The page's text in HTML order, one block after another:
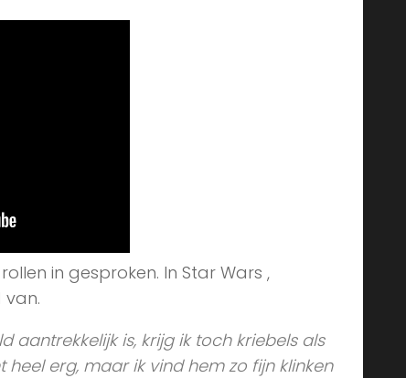
in gesproken. In Star Wars ,
van.
aantrekkelijk is, krijg ik toch kriebels als
heel erg, maar ik vind hem zo fijn klinken